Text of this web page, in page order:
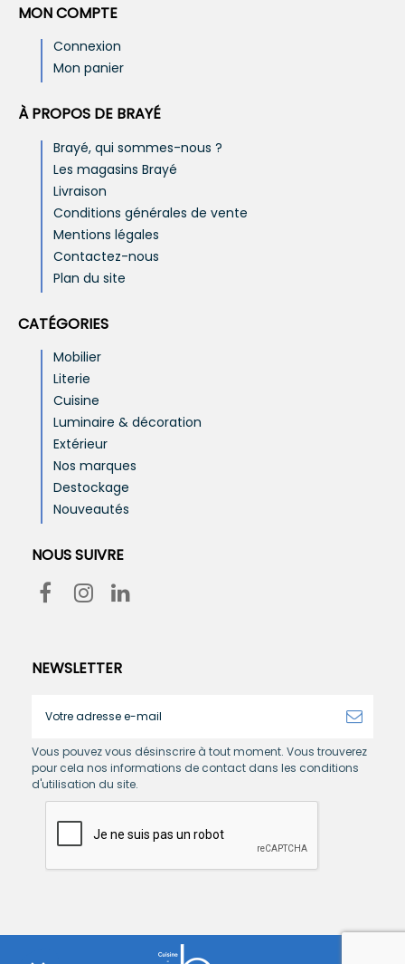
MON COMPTE
Connexion
Mon panier
À PROPOS DE BRAYÉ
Brayé, qui sommes-nous ?
Les magasins Brayé
Livraison
Conditions générales de vente
Mentions légales
Contactez-nous
Plan du site
CATÉGORIES
Mobilier
Literie
Cuisine
Luminaire & décoration
Extérieur
Nos marques
Destockage
Nouveautés
NOUS SUIVRE
NEWSLETTER
Vous pouvez vous désinscrire à tout moment. Vous trouverez
pour cela nos informations de contact dans les conditions
d'utilisation du site.